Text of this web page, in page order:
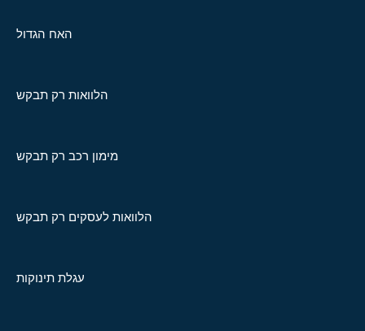
האח הגדול
הלוואות רק תבקש
מימון רכב רק תבקש
הלוואות לעסקים רק תבקש
עגלת תינוקות